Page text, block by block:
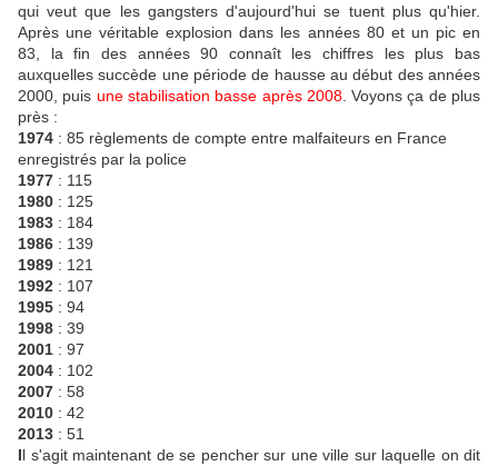
qui veut que les gangsters d'aujourd'hui se tuent plus qu'hier.
Après une véritable explosion dans les années 80 et un pic en
83, la fin des années 90 connaît les chiffres les plus bas
auxquelles succède une période de hausse au début des années
2000, puis une stabilisation basse après 2008. Voyons ça de plus
près :
1974 : 85 règlements de compte entre malfaiteurs en France
enregistrés par la police
1977 : 115
1980 : 125
1983 : 184
1986 : 139
1989 : 121
1992 : 107
1995 : 94
1998 : 39
2001 : 97
2004 : 102
2007 : 58
2010 : 42
2013 : 51
Il s'agit maintenant de se pencher sur une ville sur laquelle on dit